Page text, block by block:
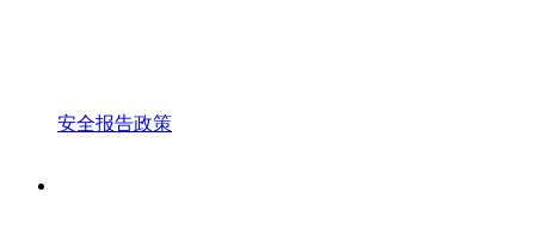
安全报告政策